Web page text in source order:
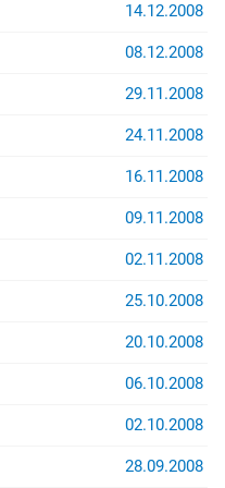
14.12.2008
08.12.2008
29.11.2008
24.11.2008
16.11.2008
09.11.2008
02.11.2008
25.10.2008
20.10.2008
06.10.2008
02.10.2008
28.09.2008